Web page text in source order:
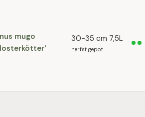
mugo
30-35 cm 7,5L
herfst gepot